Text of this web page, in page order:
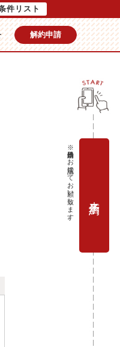
解約申請
件リスト
※当日予約はお電話にてお願い致します。